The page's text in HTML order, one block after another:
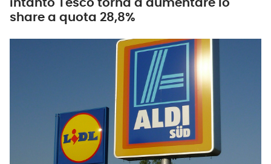
intanto Tesco torna a aumentare lo
share a quota 28,8%